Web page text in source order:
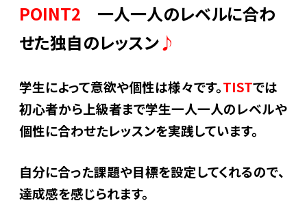
POINT2 一人一人のレベルに合わ
せた独自のレッスン♪
学生によって意欲や個性は様々です。TISTでは
初心者から上級者まで学生一人一人のレベルや
個性に合わせたレッスンを実践しています。
自分に合った課題や目標を設定してくれるので、
達成感を感じられます。